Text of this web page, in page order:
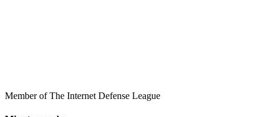
Member of The Internet Defense League